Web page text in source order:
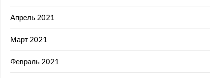
Апрель 2021
Март 2021
Февраль 2021